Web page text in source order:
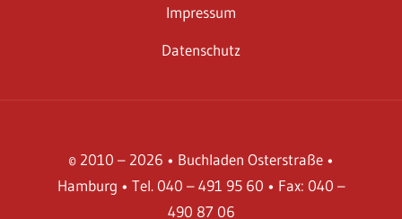
Impressum
Datenschutz
© 2010 – 2026 • Buchladen Osterstraße •
Hamburg • Tel. 040 – 491 95 60 • Fax: 040 –
490 87 06